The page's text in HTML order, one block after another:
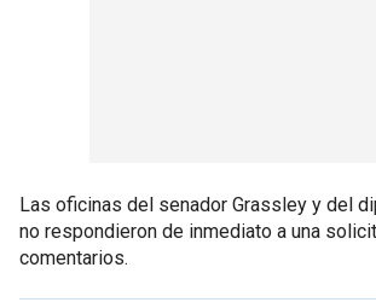
Las oficinas del senador Grassley y del
no respondieron de inmediato a una
comentarios.